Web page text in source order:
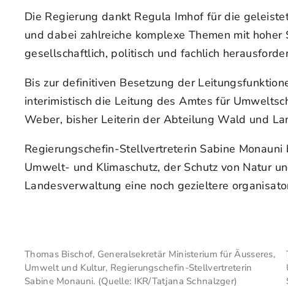
Die Regierung dankt Regula Imhof für die
und dabei zahlreiche komplexe Themen mit
gesellschaftlich, politisch und fachlich
Bis zur definitiven Besetzung der
interimistisch die Leitung des Amtes für
Weber, bisher Leiterin der Abteilung Wald und
Regierungschefin-Stellvertreterin Sabine
Umwelt- und Klimaschutz, der Schutz von Natur
Landesverwaltung eine noch gezieltere
Thomas Bischof, Generalsekretär Ministerium für Äusseres,
Umwelt und Kultur, Regierungschefin-Stellvertreterin
Sabine Monauni. (Quelle: IKR/Tatjana Schnalzger)